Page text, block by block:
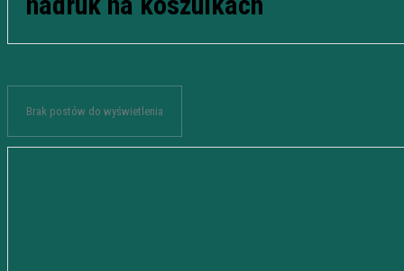
Brak postów do wyświetlenia